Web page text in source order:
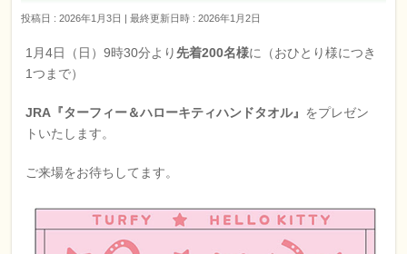
投稿日 : 2026年1月3日 最終更新日時 : 2026年1月2日
1月4日（日）9時30分より先着200名様に（おひとり様につき
1つまで）
JRA『ターフィー＆ハローキティハンドタオル』 をプレゼン
トいたします。
ご来場をお待ちしてます。